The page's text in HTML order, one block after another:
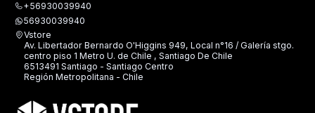
+56930039940
56930039940
Vstore
Av. Libertador Bernardo O'Higgins 949, Local n°16 / Galería stgo.
centro piso 1 Metro U. de Chile , Santiago De Chile
6513491 Santiago - Santiago Centro
Región Metropolitana - Chile